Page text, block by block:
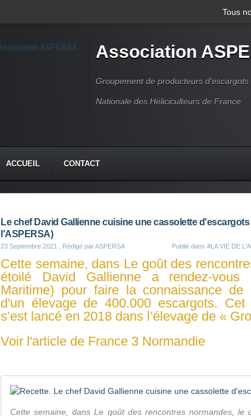
Tous
Association
Groupement de producteurs
Nationale des Héliciculteurs de France
ACCUEIL CONTACT
Le chef David Gallienne cuisine une cassolette
l'ASPERSA)
23 Septembre 2021 , Rédigé par ASPERSA Publié dans #LA VIE DE
Cette semaine, dans Le goût des
étoilé David Gallienne a rendez-vous
Maritime) pour faire la connaissance de
d'un élevage de 400.000 escargots. Cet
s’est lancé en 2018 dans l’élevage de «
Voir l'article de France 3 Normandie
Cette semaine, dans Le goût des rencontres normandes, le